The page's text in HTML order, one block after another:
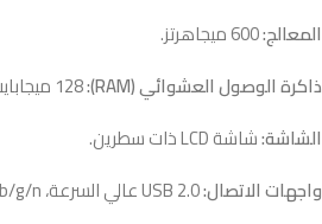
المعالج:
ذاكرة الوصول العشوائي (RAM):
الشاشة:شاشة LCD ذات سطرين.
واجهات الاتصال: